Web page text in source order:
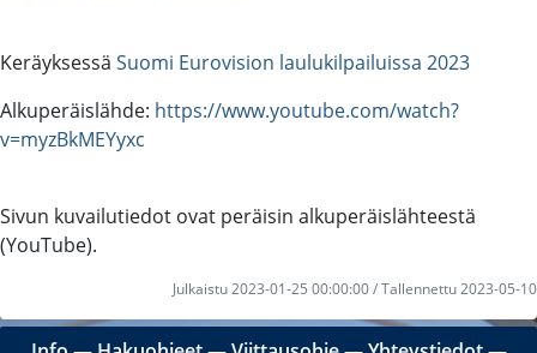
Keräyksessä Suomi Eurovision laulukilpailuissa 2023
Alkuperäislähde: https://www.youtube.com/watch?
v=myzBkMEYyxc
Sivun kuvailutiedot ovat peräisin alkuperäislähteestä
(YouTube).
Julkaistu 2023-01-25 00:00:00 / Tallennettu 2023-05-10